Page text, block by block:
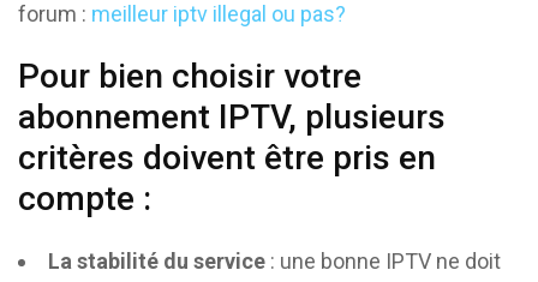
forum : meilleur iptv illegal ou pas?
Pour bien choisir votre
abonnement IPTV, plusieurs
critères doivent être pris en
compte :
La stabilité du service : une bonne IPTV ne doit